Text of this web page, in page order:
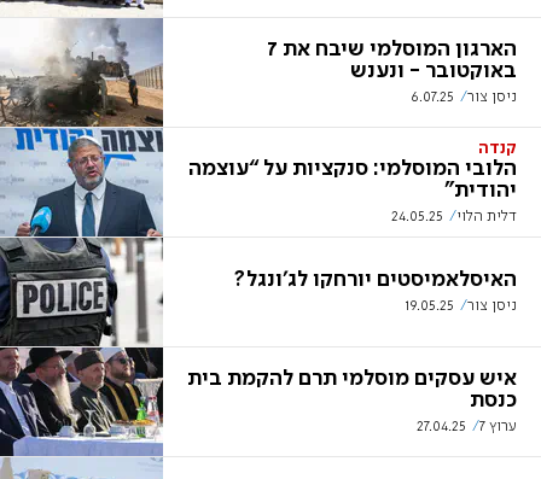
הארגון המוסלמי שיבח את 7
באוקטובר - ונענש
ניסן צור 6.07.25
קנדה
הלובי המוסלמי: סנקציות על “עוצמה
יהודית”
דלית הלוי 24.05.25
האיסלאמיסטים יורחקו לג'ונגל?
ניסן צור 19.05.25
איש עסקים מוסלמי תרם להקמת בית
כנסת
ערוץ 7 27.04.25